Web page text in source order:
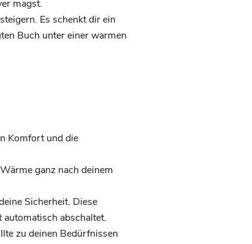
magst.
Es schenkt dir ein
Buch unter einer warmen
Komfort und die
ganz nach deinem
Sicherheit. Diese
abschaltet.
zu deinen Bedürfnissen